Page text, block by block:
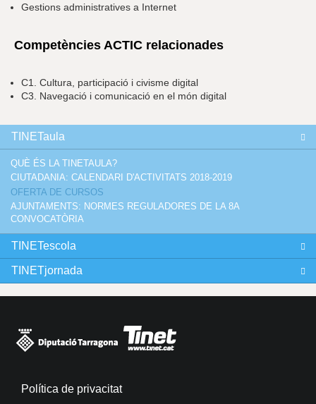
Gestions administratives a Internet
Competències ACTIC relacionades
C1. Cultura, participació i civisme digital
C3. Navegació i comunicació en el món digital
TINETaula
QUÈ ÉS LA TINETAULA?
CIUTADANIA: CALENDARI D'ACTIVITATS 2018-2019
OFERTA DE CURSOS
AJUNTAMENTS: NORMES REGULADORES DE LA 8A
CONVOCATÒRIA
TINETescola
TINETjornada
Política de privacitat